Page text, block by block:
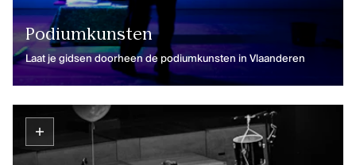
Podiumkunsten
Laat je gidsen doorheen de podiumkunsten in Vlaanderen